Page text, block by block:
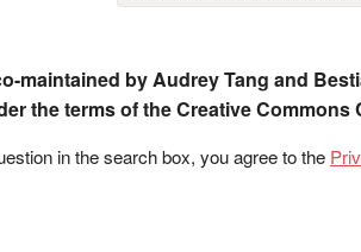
maintained by Audrey Tang and
the terms of the Creative Commons
in the search box, you agree to the